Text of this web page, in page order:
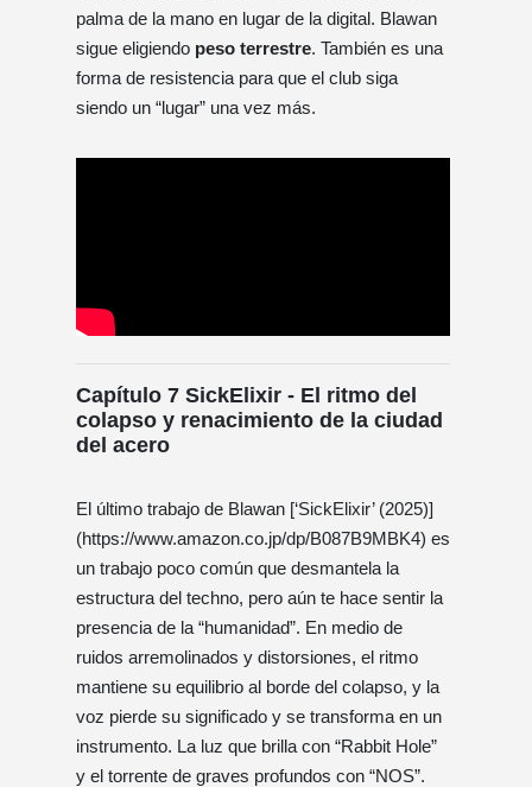
palma de la mano en lugar de la digital. Blawan
sigue eligiendo peso terrestre. También es una
forma de resistencia para que el club siga
siendo un “lugar” una vez más.
Capítulo 7 SickElixir - El ritmo del
colapso y renacimiento de la ciudad
del acero
El último trabajo de Blawan [‘SickElixir’ (2025)]
(https://www.amazon.co.jp/dp/B087B9MBK4) es
un trabajo poco común que desmantela la
estructura del techno, pero aún te hace sentir la
presencia de la “humanidad”. En medio de
ruidos arremolinados y distorsiones, el ritmo
mantiene su equilibrio al borde del colapso, y la
voz pierde su significado y se transforma en un
instrumento. La luz que brilla con “Rabbit Hole”
y el torrente de graves profundos con “NOS”.